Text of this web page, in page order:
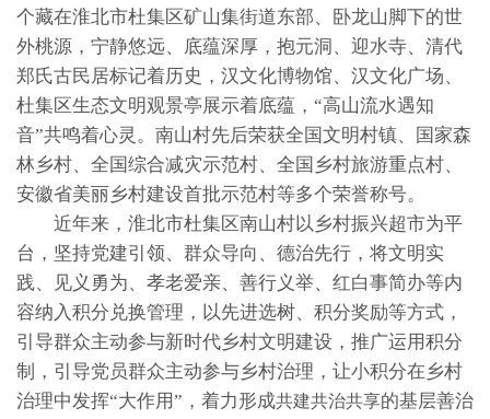
个藏在淮北市杜集区矿山集街道东部、卧龙山脚下的世
外桃源，宁静悠远、底蕴深厚，抱元洞、迎水寺、清代
郑氏古民居标记着历史，汉文化博物馆、汉文化广场、
杜集区生态文明观景亭展示着底蕴，“高山流水遇知
音”共鸣着心灵。南山村先后荣获全国文明村镇、国家森
林乡村、全国综合减灾示范村、全国乡村旅游重点村、
安徽省美丽乡村建设首批示范村等多个荣誉称号。
近年来，淮北市杜集区南山村以乡村振兴超市为平
台，坚持党建引领、群众导向、德治先行，将文明实
践、见义勇为、孝老爱亲、善行义举、红白事简办等内
容纳入积分兑换管理，以先进选树、积分奖励等方式，
引导群众主动参与新时代乡村文明建设，推广运用积分
制，引导党员群众主动参与乡村治理，让小积分在乡村
治理中发挥“大作用”，着力形成共建共治共享的基层善治